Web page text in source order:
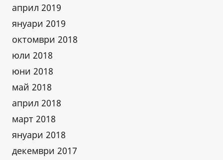
април 2019
януари 2019
октомври 2018
юли 2018
юни 2018
май 2018
април 2018
март 2018
януари 2018
декември 2017